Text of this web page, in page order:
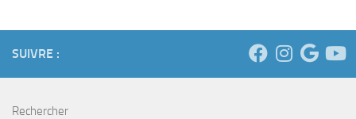
SUIVRE :
Rechercher